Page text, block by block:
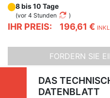
IHR PREIS: 196,61 €
8 bis 10 Tage
(vor 4 Stunden )
FORDERN SIE
DAS
DATENBLATT